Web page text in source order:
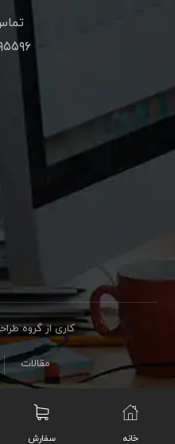
کاری از گروه
مقالات
خانه سفارش